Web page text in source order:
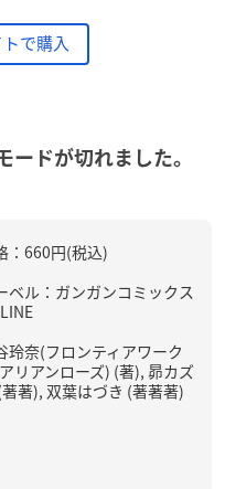
で購入
ードが切れました。
：660円(税込)
ベル：ガンガンコミックス
玲奈(フロンティアワーク
リアンローズ) (著), 昴カズ
著), 双葉はづき (著著著)